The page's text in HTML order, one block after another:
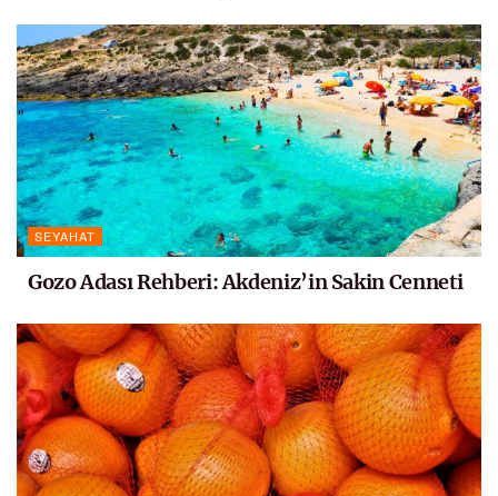
SEYAHAT
Gozo Adası Rehberi: Akdeniz’in Sakin Cenneti